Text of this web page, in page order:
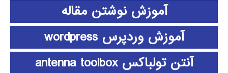
آموزش نوشتن مقاله
آموزش وردپرس wordpress
آنتن تولباکس antenna toolbox